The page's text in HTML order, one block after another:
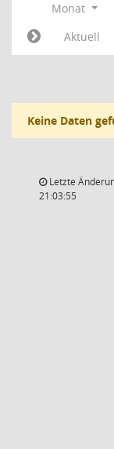
Monat
Aktuell
Keine Daten
Letzte
21:03:55